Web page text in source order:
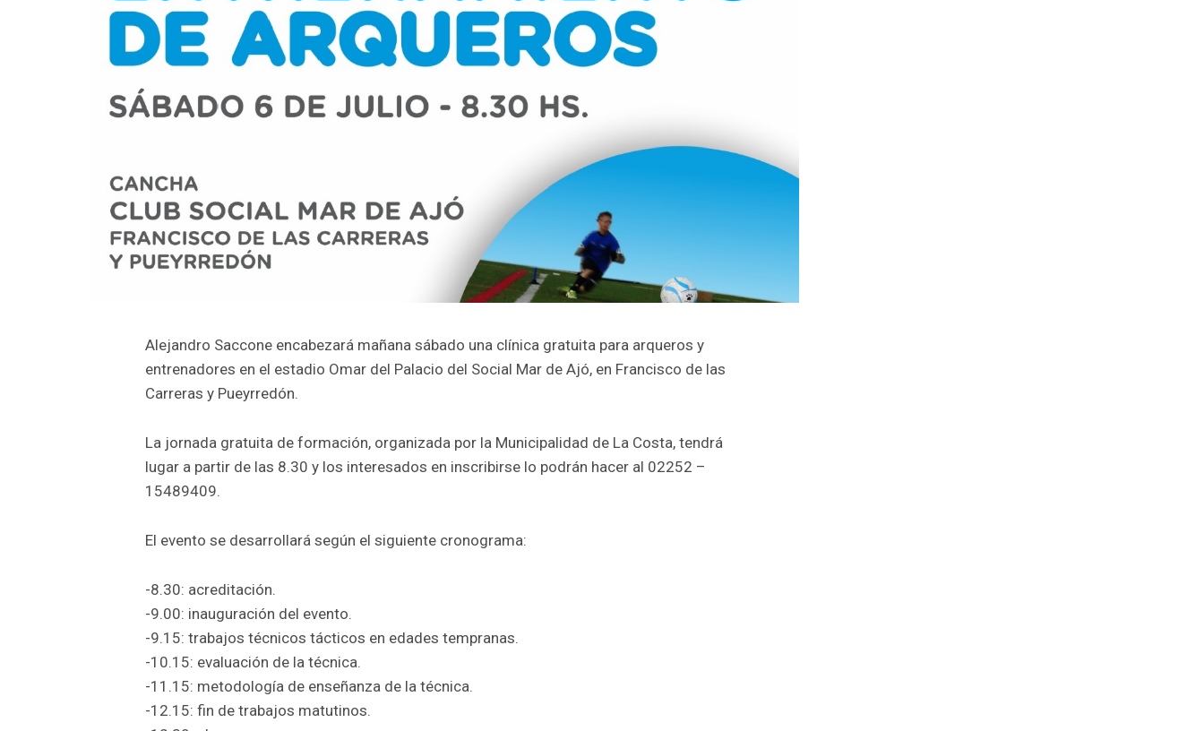
Alejandro Saccone encabezará mañana sábado una clínica gratuita para arqueros y
entrenadores en el estadio Omar del Palacio del Social Mar de Ajó, en Francisco de las
Carreras y Pueyrredón.
La jornada gratuita de formación, organizada por la Municipalidad de La Costa, tendrá
lugar a partir de las 8.30 y los interesados en inscribirse lo podrán hacer al 02252 –
15489409.
El evento se desarrollará según el siguiente cronograma:
-8.30: acreditación.
-9.00: inauguración del evento.
-9.15: trabajos técnicos tácticos en edades tempranas.
-10.15: evaluación de la técnica.
-11.15: metodología de enseñanza de la técnica.
-12.15: fin de trabajos matutinos.